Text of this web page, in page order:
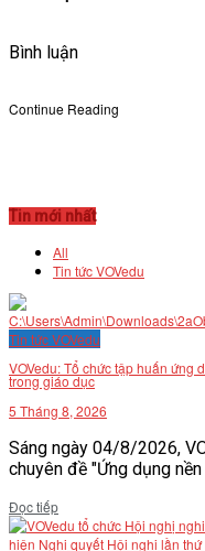
Bình luận
Continue Reading
Tin mới nhất
All
Tin tức VOVedu
Tin tức VOVedu
VOVedu: Tổ chức tập huấn ứng
trong giáo dục
5 Tháng 8, 2026
Sáng ngày 04/8/2026,
chuyên đề "Ứng dụng
Đọc tiếpDetails